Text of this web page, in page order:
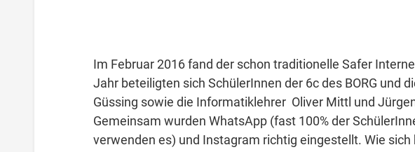
Im Februar 2016 fand der schon traditionelle Safer
Jahr beteiligten sich SchülerInnen der 6c des BORG und
Güssing sowie die Informatiklehrer Oliver Mittl und
Gemeinsam wurden WhatsApp (fast 100% der
verwenden es) und Instagram richtig eingestellt. Wie